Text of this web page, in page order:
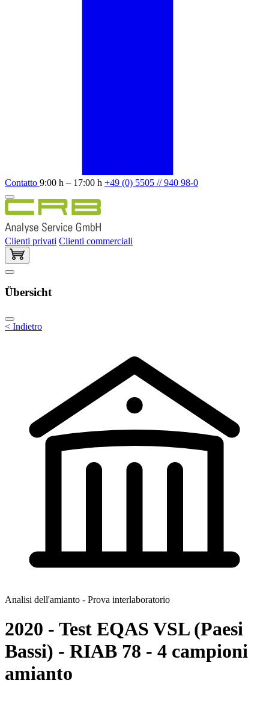
Contatto 9:00 h – 17:00 h +49 (0) 5505 // 940 98-0
Clienti privati Clienti commerciali
Übersicht
< Indietro
Analisi dell'amianto - Prova interlaboratorio
2020 - Test EQAS VSL (Paesi
Bassi) - RIAB 78 - 4 campioni
amianto